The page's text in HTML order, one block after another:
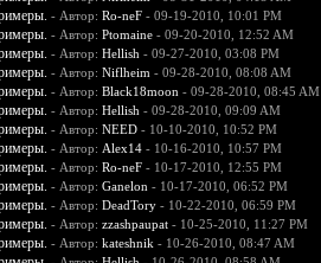
- Автор: Ro-neF- 09-19-2010, 10:01 PM
- Автор: Ptomaine- 09-20-2010, 12:52 AM
- Автор: Hellish - 09-27-2010, 03:08 PM
- Автор: Niflheim - 09-28-2010, 08:08 AM
- Автор: Black18moon - 09-28-2010, 08:45 AM
- Автор: Hellish - 09-28-2010, 09:09 AM
- Автор: NEED- 10-10-2010, 10:52 PM
- Автор: Alex14- 10-16-2010, 10:57 PM
- Автор: Ro-neF- 10-17-2010, 12:55 PM
- Автор: Ganelon - 10-17-2010, 06:52 PM
- Автор: DeadTory- 10-22-2010, 06:59 PM
- Автор: zzashpaupat- 10-25-2010, 11:27 PM
- Автор: kateshnik - 10-26-2010, 08:47 AM